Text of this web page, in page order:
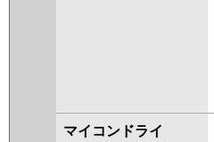
マイコンドライ